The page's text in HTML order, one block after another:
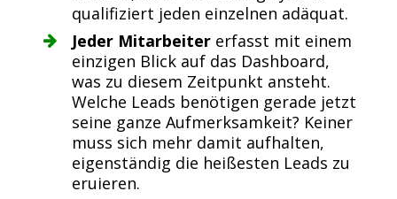
qualifiziert jeden einzelnen adäquat.
Jeder Mitarbeitererfasst mit einem
einzigen Blick auf das Dashboard,
was zu diesem Zeitpunkt ansteht.
Welche Leads benötigen gerade jetzt
seine ganze Aufmerksamkeit? Keiner
muss sich mehr damit aufhalten,
eigenständig die heißesten Leads zu
eruieren.